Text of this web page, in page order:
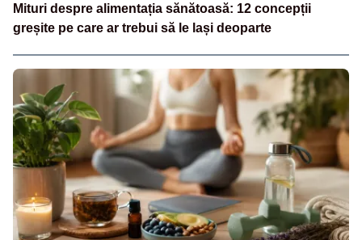
Mituri despre alimentația sănătoasă: 12 concepții
greșite pe care ar trebui să le lași deoparte